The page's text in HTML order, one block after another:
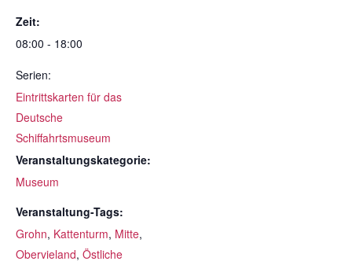
Zeit:
08:00 - 18:00
Serien:
Eintrittskarten für das
Deutsche
Schiffahrtsmuseum
Veranstaltungskategorie:
Museum
Veranstaltung-Tags:
Grohn, Kattenturm, Mitte,
Obervieland, Östliche